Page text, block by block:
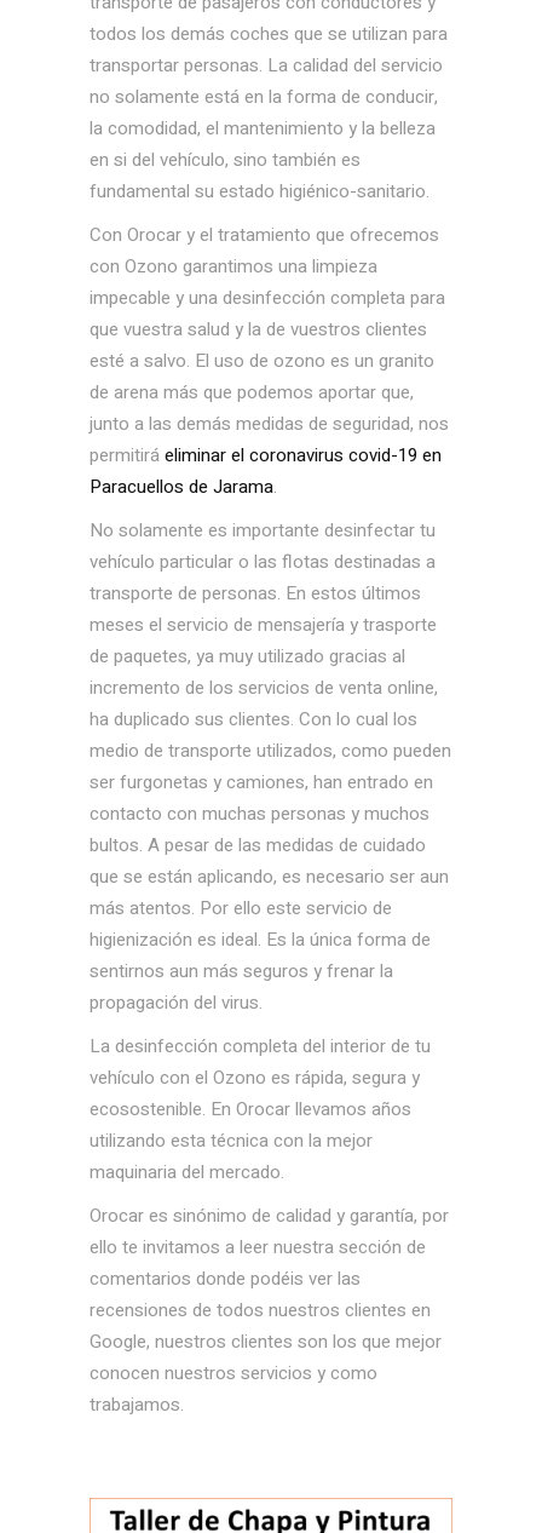
todos los demás coches que se utilizan para
transportar personas. La calidad del servicio
no solamente está en la forma de conducir,
la comodidad, el mantenimiento y la belleza
en si del vehículo, sino también es
fundamental su estado higiénico-sanitario.
Con Orocar y el tratamiento que ofrecemos
con Ozono garantimos una limpieza
impecable y una desinfección completa para
que vuestra salud y la de vuestros clientes
esté a salvo. El uso de ozono es un granito
de arena más que podemos aportar que,
junto a las demás medidas de seguridad, nos
permitiráeliminar el coronavirus covid-19 en
Paracuellos de Jarama.
No solamente es importante desinfectar tu
vehículo particular o las flotas destinadas a
transporte de personas. En estos últimos
meses el servicio de mensajería y trasporte
de paquetes, ya muy utilizado gracias al
incremento de los servicios de venta online,
ha duplicado sus clientes. Con lo cual los
medio de transporte utilizados, como pueden
ser furgonetas y camiones, han entrado en
contacto con muchas personas y muchos
bultos. A pesar de las medidas de cuidado
que se están aplicando, es necesario ser aun
más atentos. Por ello este servicio de
higienización es ideal. Es la única forma de
sentirnos aun más seguros y frenar la
propagación del virus.
La desinfección completa del interior de tu
vehículo con el Ozono es rápida, segura y
ecosostenible. En Orocar llevamos años
utilizando esta técnica con la mejor
maquinaria del mercado.
Orocar es sinónimo de calidad y garantía, por
ello te invitamos a leer nuestra sección de
comentarios donde podéis ver las
recensiones de todos nuestros clientes en
Google, nuestros clientes son los que mejor
conocen nuestros servicios y como
trabajamos.